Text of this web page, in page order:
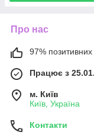
Про нас
97% позитивних
Працює з
м. Київ
Київ, Україна
Контакти